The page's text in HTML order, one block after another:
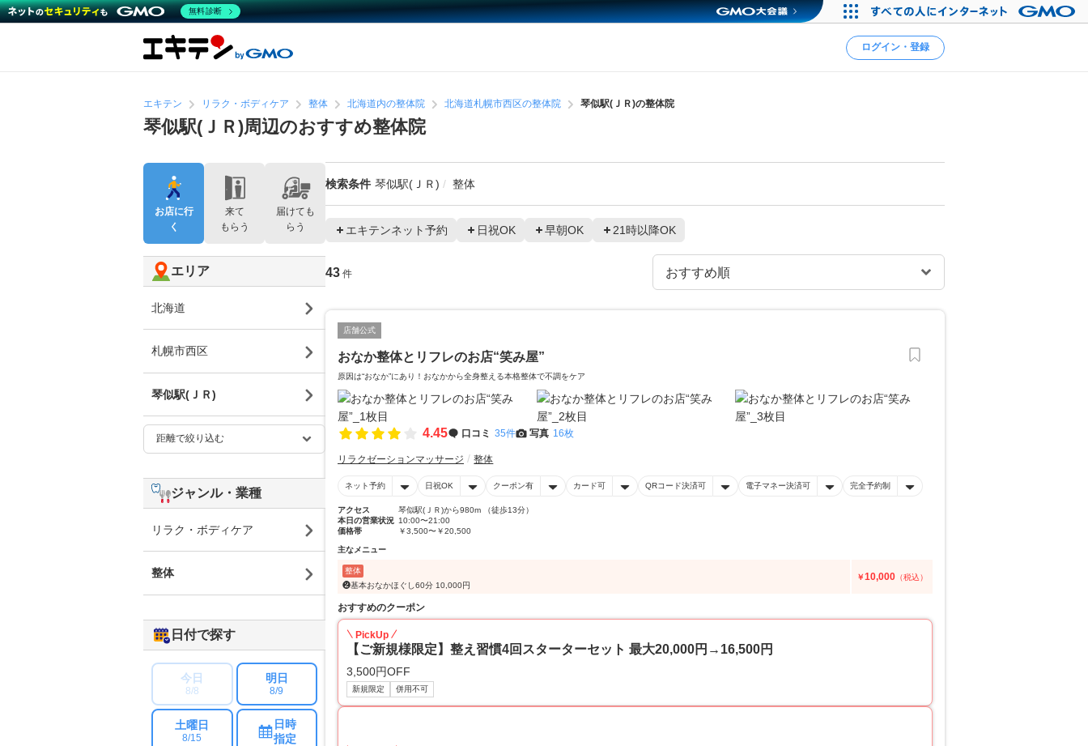
ログイン・登録
エキテン リラク・ボディケア 整体 北海道内の整体院 北海道札幌市西区の整体院 琴似駅(ＪＲ)の整体院
琴似駅(ＪＲ)周辺のおすすめ整体院
検索条件 琴似駅(ＪＲ) 整体
エキテンネット予約 日祝OK 早朝OK 21時以降OK
43 件
店舗公式
おなか整体とリフレのお店“笑み屋”
原因は“おなか”にあり！おなかから全身整える本格整体で不調をケア
4.45 口コミ 35件 写真 16枚
リラクゼーションマッサージ 整体
ネット予約 日祝OK クーポン有 カード可 QRコード決済可 電子マネー決済可 完全予約制
アクセス
琴似駅(ＪＲ)から980m （徒歩13分）
本日の営業状況 10:00〜21:00
価格帯
￥3,500〜￥20,500
主なメニュー
整体
❷基本おなかほぐし60分 10,000円
￥10,000 （税込）
おすすめのクーポン
PickUp
【ご新規様限定】整え習慣4回スターターセット 最大20,000円→16,500円
3,500円OFF
新規限定 併用不可
お店に行
く
来て
もらう
届けても
らう
エリア
北海道
札幌市西区
琴似駅(ＪＲ)
ジャンル・業種
リラク・ボディケア
整体
日付で探す
今日
8/8
明日
8/9
土曜日
8/15
日時
指定
無料診断